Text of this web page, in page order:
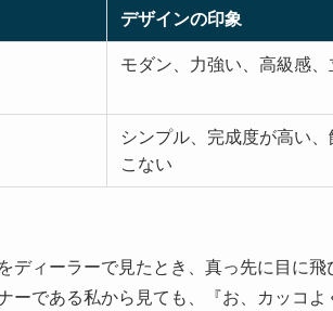
デザインの印象
モダン、力強い、高級感、
シンプル、完成度が高い、
こない
ディーラーで見たとき、真っ先に目に
ーである私から見ても、『お、カッコ